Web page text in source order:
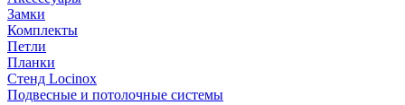
Замки
Комплекты
Петли
Планки
Стенд Locinox
Подвесные и потолочные системы